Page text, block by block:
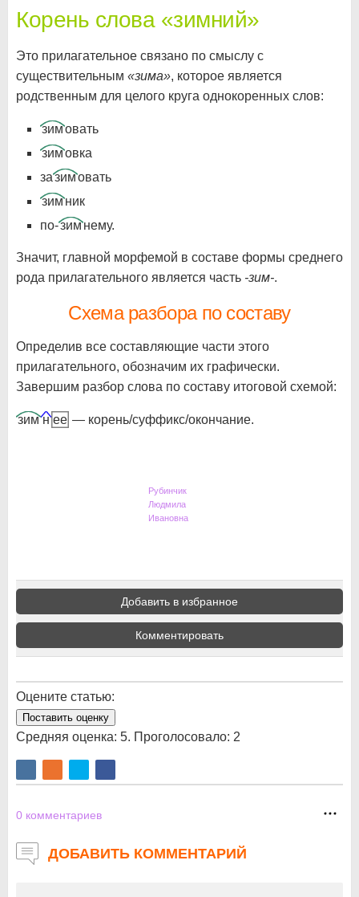
Корень слова «зимний»
Это прилагательное связано по смыслу с
существительным «зима», которое является
родственным для целого круга однокоренных слов:
зимовать
зимовка
зазимовать
зимник
по-зимнему.
Значит, главной морфемой в составе формы среднего
рода прилагательного является часть -зим-.
Схема разбора по составу
Определив все составляющие части этого
прилагательного, обозначим их графически.
Завершим разбор слова по составу итоговой схемой:
зим н ее — корень/суффикс/окончание.
Рубинчик
Людмила
Ивановна
Добавить в избранное
Комментировать
Оцените статью:
Поставить оценку
Средняя оценка: 5. Проголосовало: 2
0 комментариев
ДОБАВИТЬ КОММЕНТАРИЙ